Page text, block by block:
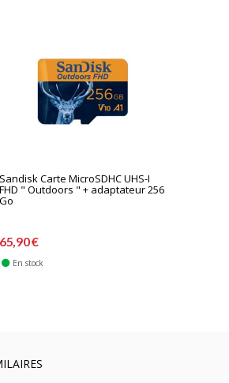
Sandisk Carte MicroSDHC UHS-I
FHD " Outdoors " + adaptateur 256
Go
65,90 €
En stock